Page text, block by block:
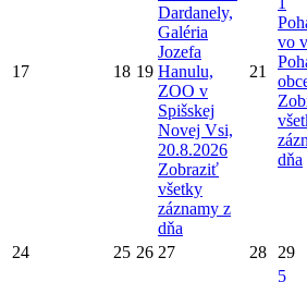
17 18 19
Dardanely,
Galéria
Jozefa
Hanulu,
ZOO v
Spišskej
Novej Vsi,
20.8.2026
Zobraziť
všetky
záznamy z
dňa
21
vo
dňa
24 25 26 27 28 29
5